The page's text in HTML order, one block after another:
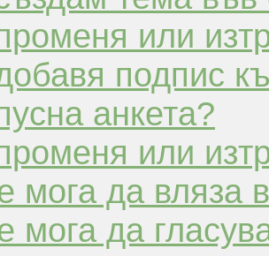
или
подпис
анкета?
или
мога да вляза
мога да